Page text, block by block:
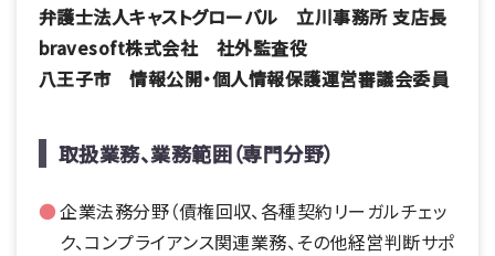
弁護士法人キャストグローバル 立川事務所 支店長
bravesoft株式会社 社外監査役
八王子市 情報公開・個人情報保護運営審議会委員
取扱業務、業務範囲（専門分野）
企業法務分野（債権回収、各種契約リーガルチェッ
ク、コンプライアンス関連業務、その他経営判断サポ